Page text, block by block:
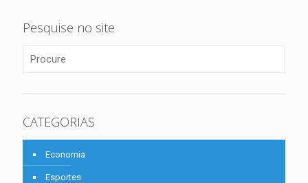
Pesquise no site
CATEGORIAS
Economia
Esportes